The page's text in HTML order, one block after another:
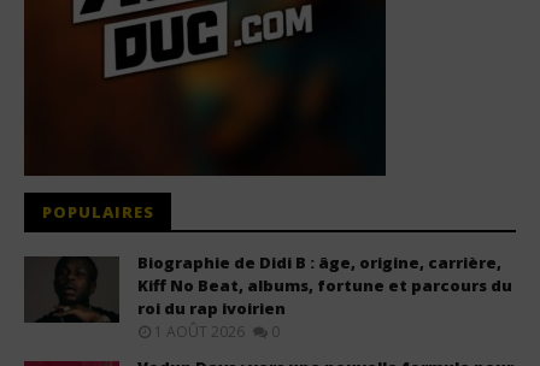
POPULAIRES
Biographie de Didi B : âge, origine, carrière,
Kiff No Beat, albums, fortune et parcours du
roi du rap ivoirien
1 AOÛT 2026 0